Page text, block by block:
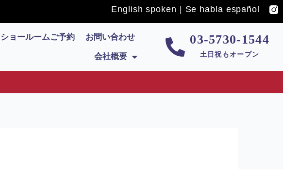
English spoken | Se habla español
ショールームご予約 お問い合わせ
会社概要
03-5730-1544
土日祝もオープン